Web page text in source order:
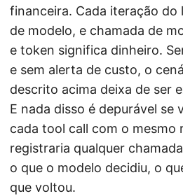
financeira. Cada iteração do
de modelo, e chamada de
e token significa dinheiro.
e sem alerta de custo, o
descrito acima deixa de ser
E nada disso é depurável se
cada tool call com o mesmo
registraria qualquer
o que o modelo decidiu, o
que voltou.